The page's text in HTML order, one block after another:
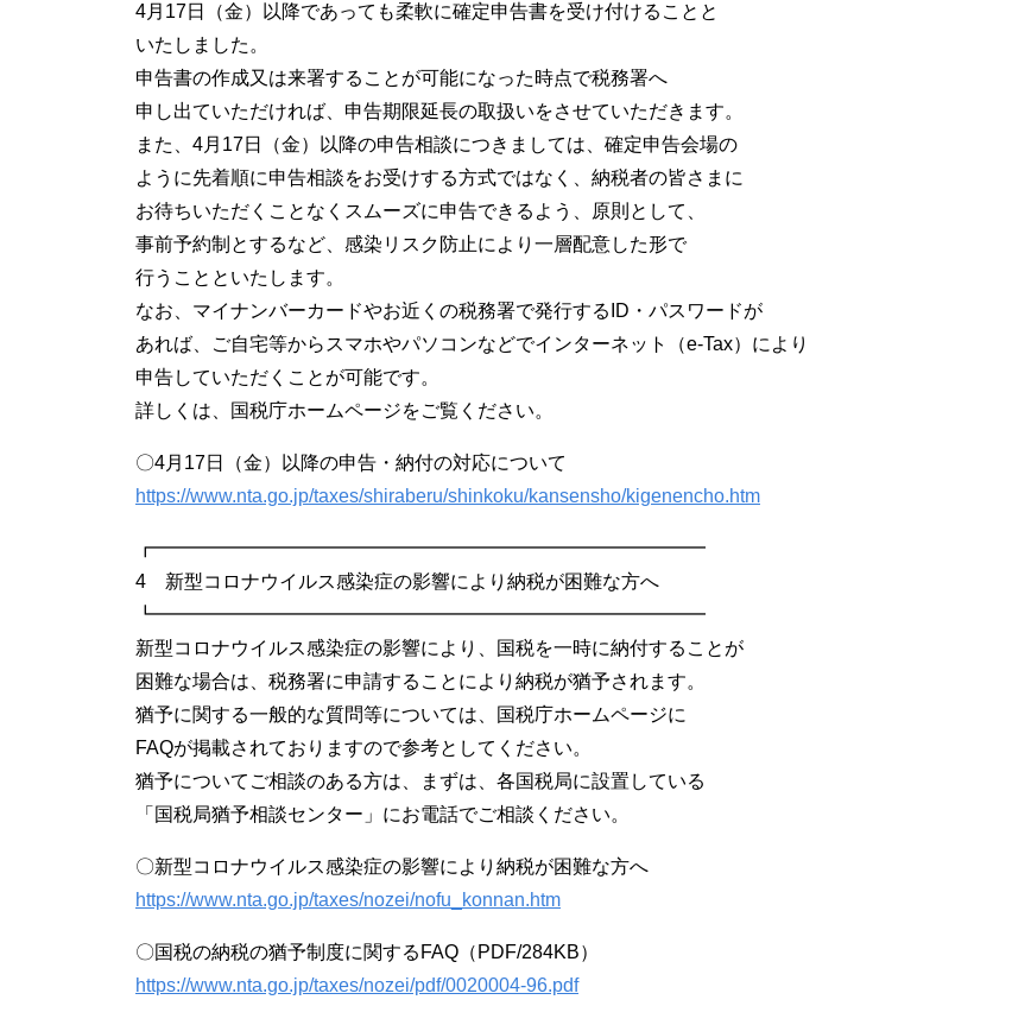
4月17日（金）以降であっても柔軟に確定申告書を受け付けることと
いたしました。
申告書の作成又は来署することが可能になった時点で税務署へ
申し出ていただければ、申告期限延長の取扱いをさせていただきます。
また、4月17日（金）以降の申告相談につきましては、確定申告会場の
ように先着順に申告相談をお受けする方式ではなく、納税者の皆さまに
お待ちいただくことなくスムーズに申告できるよう、原則として、
事前予約制とするなど、感染リスク防止により一層配意した形で
行うことといたします。
なお、マイナンバーカードやお近くの税務署で発行するID・パスワードが
あれば、ご自宅等からスマホやパソコンなどでインターネット（e-Tax）により
申告していただくことが可能です。
詳しくは、国税庁ホームページをご覧ください。
〇4月17日（金）以降の申告・納付の対応について
https://www.nta.go.jp/taxes/shiraberu/shinkoku/kansensho/kigenencho.htm
┏━━━━━━━━━━━━━━━━━━━━━━━━━━━━━
4 新型コロナウイルス感染症の影響により納税が困難な方へ
┗━━━━━━━━━━━━━━━━━━━━━━━━━━━━━
新型コロナウイルス感染症の影響により、国税を一時に納付することが
困難な場合は、税務署に申請することにより納税が猶予されます。
猶予に関する一般的な質問等については、国税庁ホームページに
FAQが掲載されておりますので参考としてください。
猶予についてご相談のある方は、まずは、各国税局に設置している
「国税局猶予相談センター」にお電話でご相談ください。
〇新型コロナウイルス感染症の影響により納税が困難な方へ
https://www.nta.go.jp/taxes/nozei/nofu_konnan.htm
〇国税の納税の猶予制度に関するFAQ（PDF/284KB）
https://www.nta.go.jp/taxes/nozei/pdf/0020004-96.pdf